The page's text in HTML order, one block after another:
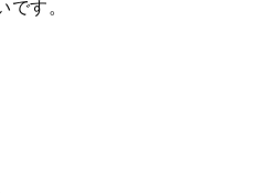
です。